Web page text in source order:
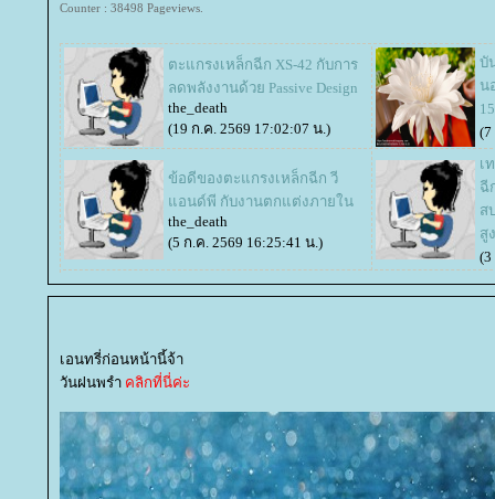
Counter : 38498 Pageviews.
ตะแกรงเหล็กฉีก XS-42 กับการ
ลดพลังงานด้วย Passive Design
the_death
(19 ก.ค. 2569 17:02:07 น.)
บั
น
(7
ข้อดีของตะแกรงเหล็กฉีก วี
อนด์พี กับงานตกแต่งภายใน
the_death
(5 ก.ค. 2569 16:25:41 น.)
เ
ฉี
ส
สู
(3
เอนทรี่ก่อนหน้านี้จ้า
วันฝนพรำ คลิกที่นี่ค่ะ